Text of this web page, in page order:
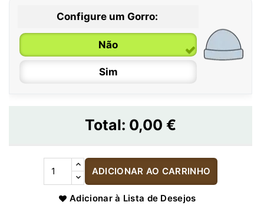
Configure um Gorro:
Não
Sim
Total: 0,00 €
ADICIONAR AO CARRINHO
Adicionar à Lista de Desejos